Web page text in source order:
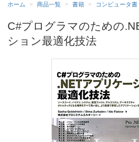
ホーム 商品一覧 書籍 コンピュータ書
C#プログラマのための
ション最適化技法